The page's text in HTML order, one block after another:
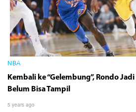
NBA
Kembali ke “Gelembung”, Rondo
Belum Bisa Tampil
5 years ago